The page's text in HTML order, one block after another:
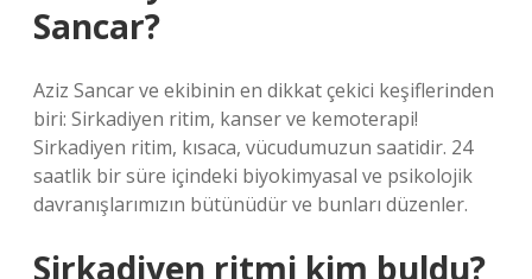
Sancar?
Aziz Sancar ve ekibinin en dikkat çekici keşiflerinden
biri: Sirkadiyen ritim, kanser ve kemoterapi!
Sirkadiyen ritim, kısaca, vücudumuzun saatidir. 24
saatlik bir süre içindeki biyokimyasal ve psikolojik
davranışlarımızın bütünüdür ve bunları düzenler.
Sirkadiyen ritmi kim buldu?